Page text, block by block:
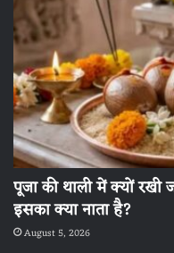
पूजा की थाली में क्यों
इसका क्या नाता है?
August 5, 2026